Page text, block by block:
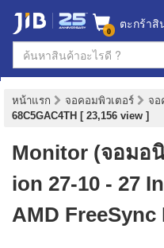
0 ตะกร้าสิ
หน้าแรก จอคอมพิวเตอร์ จอ
68C5GAC4TH [ 23,156 view ]
Monitor (จอมอ
ion 27-10 - 27
AMD FreeSync